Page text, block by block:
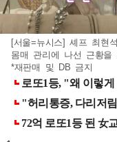
[서울=뉴시스] 셰프 최현
몸매 관리에 나선 근황을
*재판매 및 DB 금지